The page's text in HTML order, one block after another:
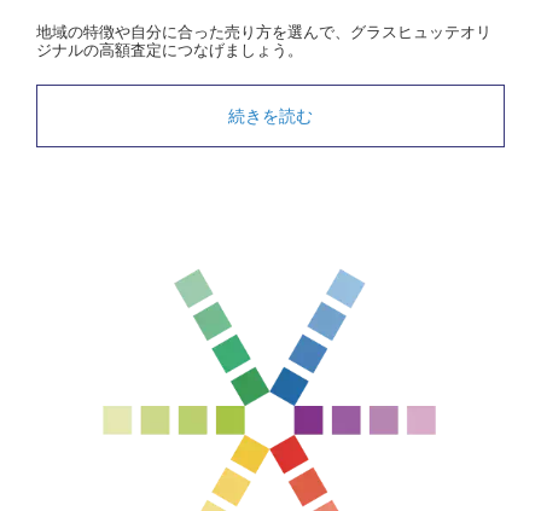
地域の特徴や自分に合った売り方を選んで、グラスヒュッテオリ
ジナルの高額査定につなげましょう。
続きを読む